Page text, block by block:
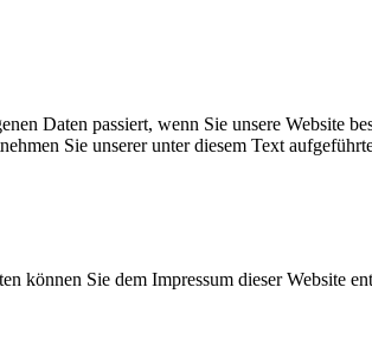
Daten passiert, wenn Sie unsere Website
Sie unserer unter diesem Text
können Sie dem Impressum dieser Website